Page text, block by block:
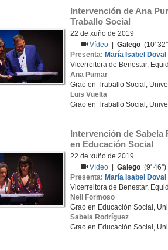
Intervención de Ana
Traballo Social
22 de xuño de 2019
Vídeo
|Galego (10'
Presenta: María Isabel Doval
Vicerreitora de Benestar,
Ana Pumar
Grao en Traballo Social,
Luis Vuelta
Grao en Traballo Social,
Intervención de
en Educación Social
22 de xuño de 2019
Vídeo
|Galego (9'
Presenta: María Isabel Doval
Vicerreitora de Benestar,
Neli Formoso
Grao en Educación Social,
Sabela Rodríguez
Grao en Educación Social,